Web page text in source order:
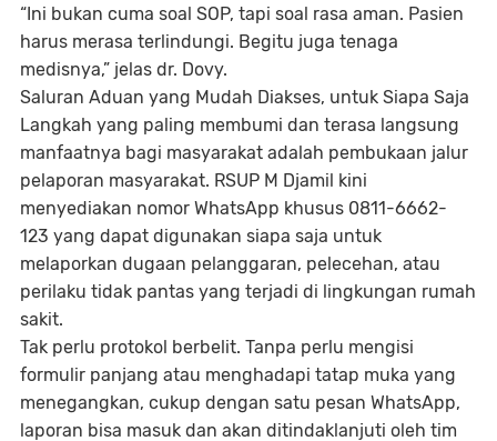
“Ini bukan cuma soal SOP, tapi soal rasa aman. Pasien
harus merasa terlindungi. Begitu juga tenaga
medisnya,” jelas dr. Dovy.
Saluran Aduan yang Mudah Diakses, untuk Siapa Saja
Langkah yang paling membumi dan terasa langsung
manfaatnya bagi masyarakat adalah pembukaan jalur
pelaporan masyarakat. RSUP M Djamil kini
menyediakan nomor WhatsApp khusus 0811-6662-
123 yang dapat digunakan siapa saja untuk
melaporkan dugaan pelanggaran, pelecehan, atau
perilaku tidak pantas yang terjadi di lingkungan rumah
sakit.
Tak perlu protokol berbelit. Tanpa perlu mengisi
formulir panjang atau menghadapi tatap muka yang
menegangkan, cukup dengan satu pesan WhatsApp,
laporan bisa masuk dan akan ditindaklanjuti oleh tim